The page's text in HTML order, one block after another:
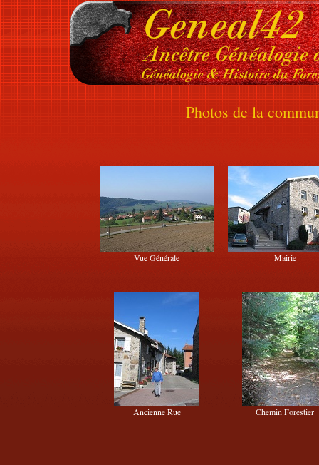
Photos de la
Vue Générale Mairie
Ancienne Rue Chemin Forestier